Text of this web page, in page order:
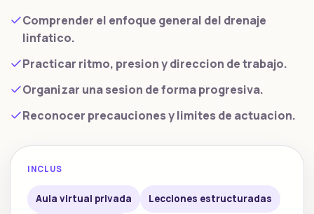
Comprender el enfoque general del drenaje
linfatico.
Practicar ritmo, presion y direccion de trabajo.
Organizar una sesion de forma progresiva.
Reconocer precauciones y limites de actuacion.
INCLUS
Aula virtual privada Lecciones estructuradas